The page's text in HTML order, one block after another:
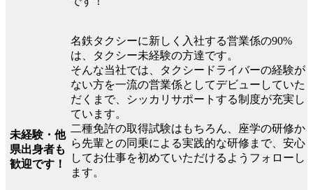
未経験・他
県出身者も
歓迎です！
名鉄タクシーに新しく入社する営業係の90%
は、タクシー未経験の方達です。
そんな当社では、タクシードライバーの経験が
ない方を一流の営業係としてデビューしていた
だくまで、シッカリサポートする制度が充実し
ています。
二種免許の取得試験はもちろん、座学の研修か
ら先輩との同乗による実践的な研修まで、安心
してお仕事を初めていただけるようフォローし
ます。